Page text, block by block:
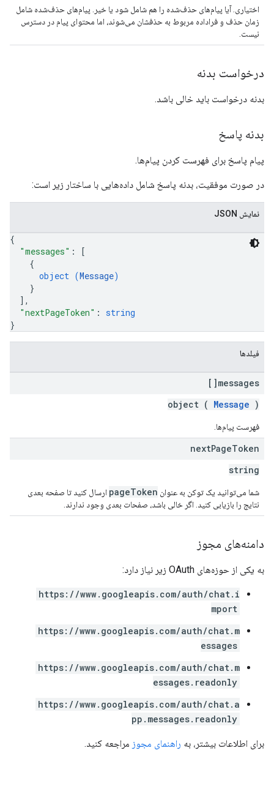
اختیاری. آیا پیام‌های حذف‌شده را هم شامل شود یا خیر. پیام‌های حذف‌شده شامل
زمان حذف و فراداده مربوط به حذفشان می‌شوند، اما محتوای پیام در دسترس
نیست.
درخواست بدنه
بدنه درخواست باید خالی باشد.
بدنه پاسخ
پیام پاسخ برای فهرست کردن پیام‌ها.
در صورت موفقیت، بدنه پاسخ شامل داده‌هایی با ساختار زیر است:
نمایش JSON
{
"messages" :
[
{
object (Message)
}
] ,
"nextPageToken" : string
}
فیلدها
messages[]
object ( Message )
فهرست پیام‌ها.
nextPageToken
string
شما می‌توانید یک توکن به عنوان pageToken ارسال کنید تا صفحه بعدی
نتایج را بازیابی کنید. اگر خالی باشد، صفحات بعدی وجود ندارند.
دامنه‌های مجوز
به یکی از حوزه‌های OAuth زیر نیاز دارد:
https://www.googleapis.com/auth/chat.i
mport
https://www.googleapis.com/auth/chat.m
essages
https://www.googleapis.com/auth/chat.m
essages.readonly
https://www.googleapis.com/auth/chat.a
pp.messages.readonly
برای اطلاعات بیشتر، به راهنمای مجوز مراجعه کنید.